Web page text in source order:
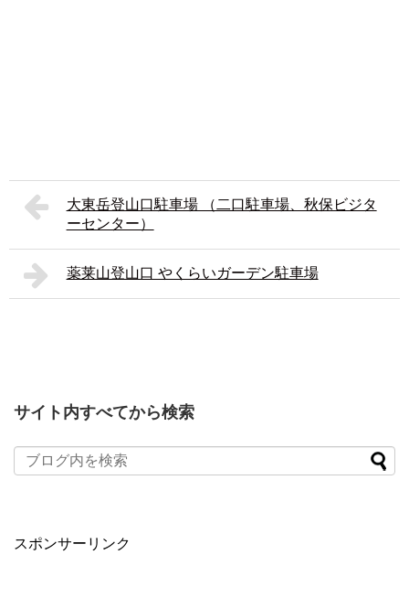
大東岳登山口駐車場 （二口駐車場、秋保ビジタ
ーセンター）
薬莱山登山口 やくらいガーデン駐車場
サイト内すべてから検索
スポンサーリンク